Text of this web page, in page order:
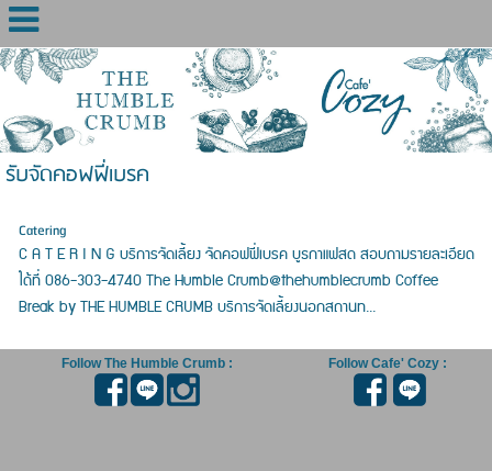
รับจัดคอฟฟี่เบรค
Catering
C A T E R I N G บริการจัดเลี้ยง จัดคอฟฟี่เบรค บูธกาแฟสด สอบถามรายละเอียด
ได้ที่ 086-303-4740 The Humble Crumb@thehumblecrumb Coffee
Break by THE HUMBLE CRUMB บริการจัดเลี้ยงนอกสถานท...
Follow The Humble Crumb : Follow Cafe' Cozy :